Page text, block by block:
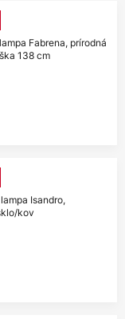
Fabrena, prírodná
138 cm
Isandro,
kov